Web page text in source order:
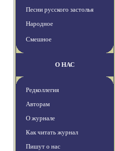
Песни русского застолья
Народное
Смешное
О НАС
Редколлегия
Авторам
О журнале
Как читать журнал
Пишут о нас